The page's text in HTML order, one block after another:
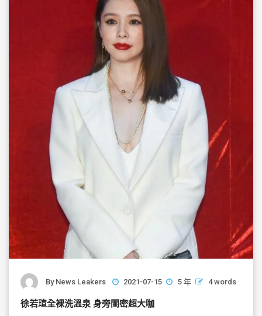
By News Leakers 2021-07-15 5 年 4 words
徐若瑄全裸洗溫泉 身旁閨密超大咖